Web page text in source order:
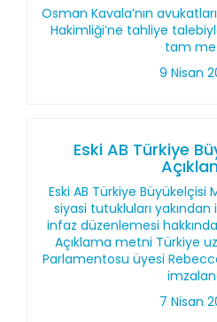
Osman Kavala’nın
Hakimliği’ne tahliye
tam
9 Nisan
Eski AB Türkiye
Eski AB Türkiye Büyükelçisi
siyasi tutukluları
infaz düzenlemesi
Açıklama metni Türkiye
Parlamentosu üyesi
7 Nisan